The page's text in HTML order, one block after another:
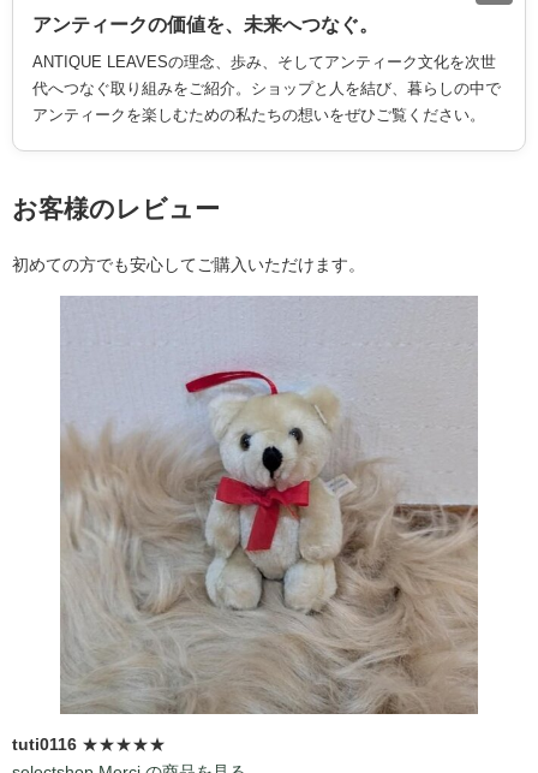
アンティークの価値を、未来へつなぐ。
ANTIQUE LEAVESの理念、歩み、そしてアンティーク文化を次世
代へつなぐ取り組みをご紹介。ショップと人を結び、暮らしの中で
アンティークを楽しむための私たちの想いをぜひご覧ください。
お客様のレビュー
初めての方でも安心してご購入いただけます。
tuti0116 ★★★★★